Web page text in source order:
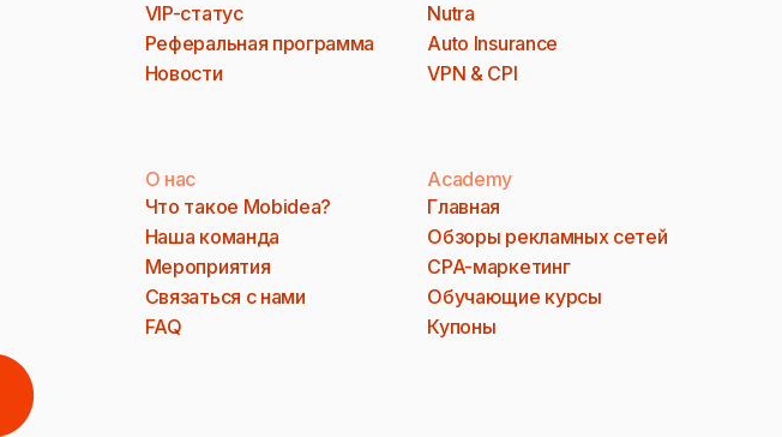
VIP-статус
Реферальная программа
Новости
Nutra
Auto Insurance
VPN & CPI
О нас
Что такое Mobidea?
Наша команда
Мероприятия
Связаться с нами
FAQ
Academy
Главная
Обзоры рекламных сетей
CPA-маркетинг
Обучающие курсы
Купоны